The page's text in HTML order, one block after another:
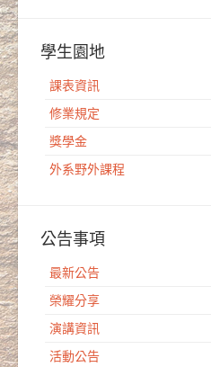
學生園地
課表資訊
修業規定
獎學金
外系野外課程
公告事項
最新公告
榮耀分享
演講資訊
活動公告